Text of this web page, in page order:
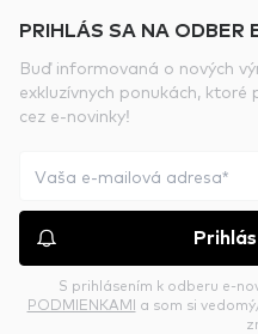
PRIHLÁS SA NA ODBER
Buď informovaná o nových
exkluzívnych ponukách,
cez e-novinky!
S prihlásením k odberu e-
PODMIENKAMI a som si